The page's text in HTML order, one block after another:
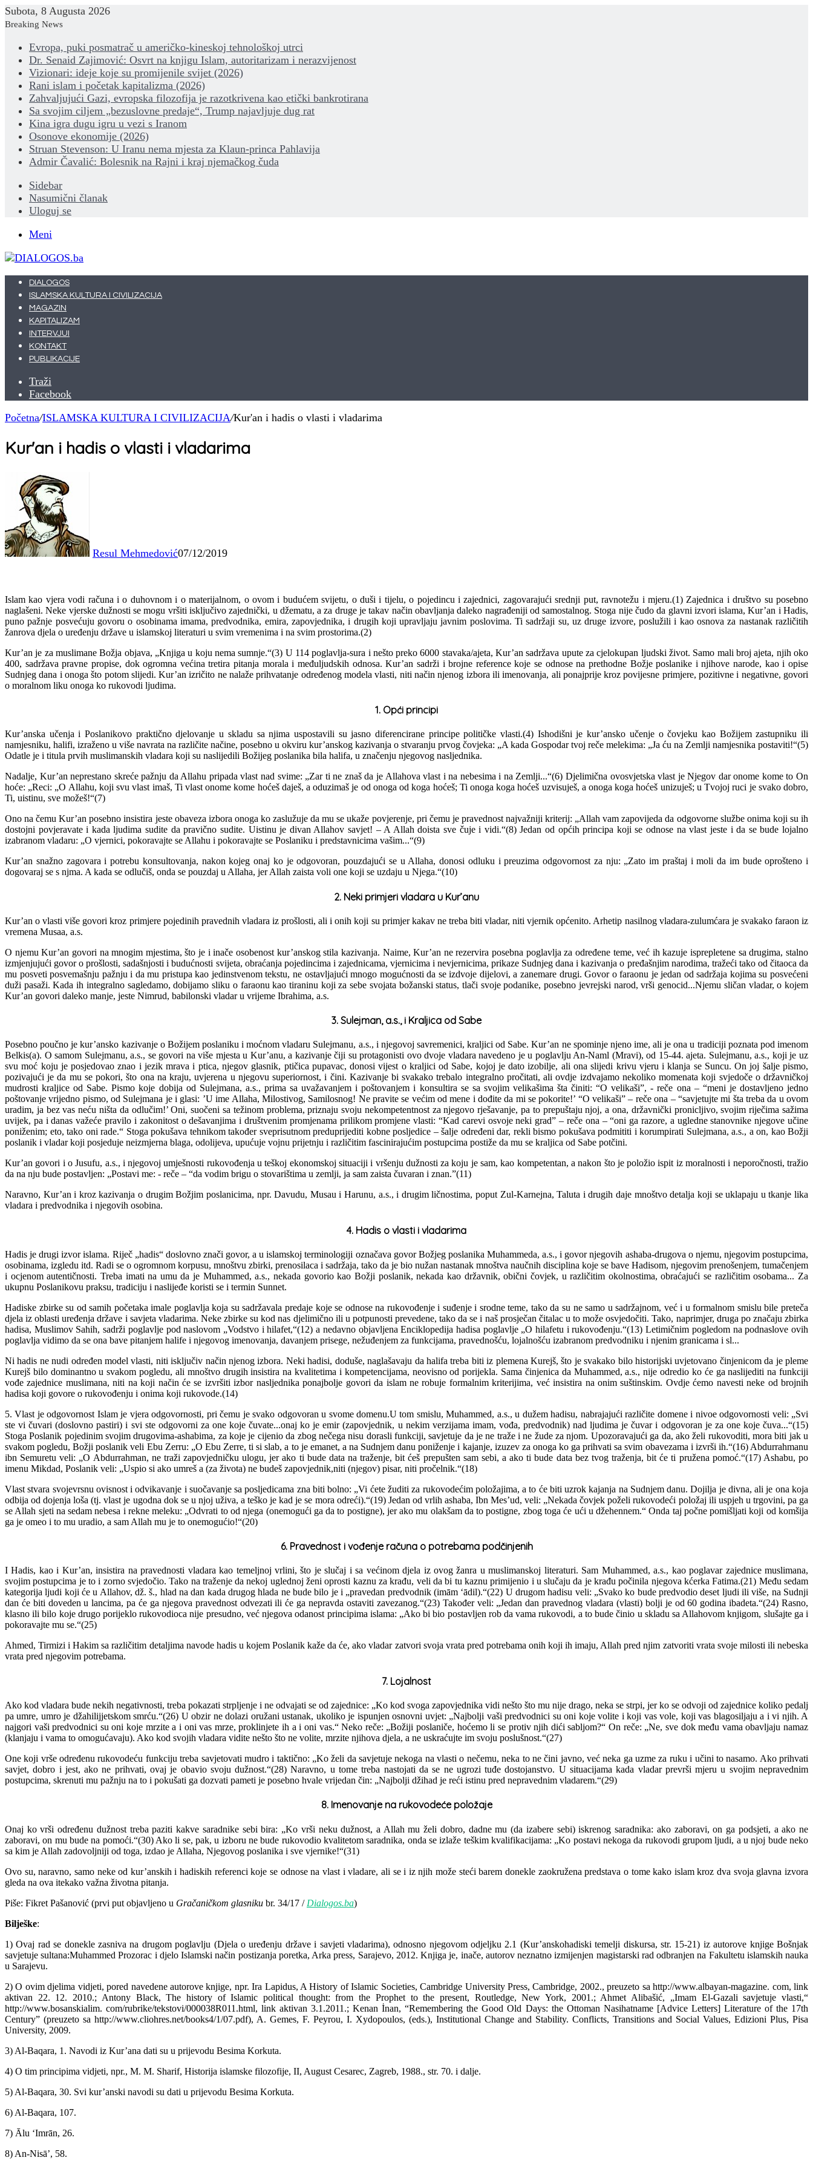
Subota, 8 Augusta 2026
Breaking News
Evropa, puki posmatrač u američko-kineskoj tehnološkoj utrci
Dr. Senaid Zajimović: Osvrt na knjigu Islam, autoritarizam i nerazvijenost
Vizionari: ideje koje su promijenile svijet (2026)
Rani islam i početak kapitalizma (2026)
Zahvaljujući Gazi, evropska filozofija je razotkrivena kao etički bankrotirana
Sa svojim ciljem „bezuslovne predaje“, Trump najavljuje dug rat
Kina igra dugu igru u vezi s Iranom
Osonove ekonomije (2026)
Struan Stevenson: U Iranu nema mjesta za Klaun-princa Pahlavija
Admir Čavalić: Bolesnik na Rajni i kraj njemačkog čuda
Sidebar
Nasumični članak
Uloguj se
Meni
DIALOGOS
ISLAMSKA KULTURA I CIVILIZACIJA
MAGAZIN
KAPITALIZAM
INTERVJUI
KONTAKT
PUBLIKACIJE
Traži
Facebook
Početna/ISLAMSKA KULTURA I CIVILIZACIJA/Kur'an i hadis o vlasti i vladarima
Kur'an i hadis o vlasti i vladarima
Resul Mehmedović07/12/2019
Islam kao vjera vodi računa i o duhovnom i o materijalnom, o ovom i budućem svijetu, o duši i tijelu, o pojedincu i zajednici, zagovarajući srednji put, ravnotežu i mjeru.(1) Zajednica i društvo su posebno
naglašeni. Neke vjerske dužnosti se mogu vršiti isključivo zajednički, u džematu, a za druge je takav način obavljanja daleko nagrađeniji od samostalnog. Stoga nije čudo da glavni izvori islama, Kur’an i Hadis,
puno pažnje posvećuju govoru o osobinama imama, predvodnika, emira, zapovjednika, i drugih koji upravljaju javnim poslovima. Ti sadržaji su, uz druge izvore, poslužili i kao osnova za nastanak različitih
žanrova djela o uređenju države u islamskoj literaturi u svim vremenima i na svim prostorima.(2)
Kur’an je za muslimane Božja objava, „Knjiga u koju nema sumnje.“(3) U 114 poglavlja-sura i nešto preko 6000 stavaka/ajeta, Kur’an sadržava upute za cjelokupan ljudski život. Samo mali broj ajeta, njih oko
400, sadržava pravne propise, dok ogromna većina tretira pitanja morala i međuljudskih odnosa. Kur’an sadrži i brojne reference koje se odnose na prethodne Božje poslanike i njihove narode, kao i opise
Sudnjeg dana i onoga što potom slijedi. Kur’an izričito ne nalaže prihvatanje određenog modela vlasti, niti način njenog izbora ili imenovanja, ali ponajprije kroz povijesne primjere, pozitivne i negativne, govori
o moralnom liku onoga ko rukovodi ljudima.
1. Opći principi
Kur’anska učenja i Poslanikovo praktično djelovanje u skladu sa njima uspostavili su jasno diferencirane principe političke vlasti.(4) Ishodišni je kur’ansko učenje o čovjeku kao Božijem zastupniku ili
namjesniku, halifi, izraženo u više navrata na različite načine, posebno u okviru kur’anskog kazivanja o stvaranju prvog čovjeka: „A kada Gospodar tvoj reče melekima: „Ja ću na Zemlji namjesnika postaviti!“(5)
Odatle je i titula prvih muslimanskih vladara koji su naslijedili Božijeg poslanika bila halifa, u značenju njegovog nasljednika.
Nadalje, Kur’an neprestano skreće pažnju da Allahu pripada vlast nad svime: „Zar ti ne znaš da je Allahova vlast i na nebesima i na Zemlji...“(6) Djelimična ovosvjetska vlast je Njegov dar onome kome to On
hoće: „Reci: „O Allahu, koji svu vlast imaš, Ti vlast onome kome hoćeš daješ, a oduzimaš je od onoga od koga hoćeš; Ti onoga koga hoćeš uzvisuješ, a onoga koga hoćeš unizuješ; u Tvojoj ruci je svako dobro,
Ti, uistinu, sve možeš!“(7)
Ono na čemu Kur’an posebno insistira jeste obaveza izbora onoga ko zaslužuje da mu se ukaže povjerenje, pri čemu je pravednost najvažniji kriterij: „Allah vam zapovijeda da odgovorne službe onima koji su ih
dostojni povjeravate i kada ljudima sudite da pravično sudite. Uistinu je divan Allahov savjet! – A Allah doista sve čuje i vidi.“(8) Jedan od općih principa koji se odnose na vlast jeste i da se bude lojalno
izabranom vladaru: „O vjernici, pokoravajte se Allahu i pokoravajte se Poslaniku i predstavnicima vašim...“(9)
Kur’an snažno zagovara i potrebu konsultovanja, nakon kojeg onaj ko je odgovoran, pouzdajući se u Allaha, donosi odluku i preuzima odgovornost za nju: „Zato im praštaj i moli da im bude oprošteno i
dogovaraj se s njma. A kada se odlučiš, onda se pouzdaj u Allaha, jer Allah zaista voli one koji se uzdaju u Njega.“(10)
2. Neki primjeri vladara u Kur’anu
Kur’an o vlasti više govori kroz primjere pojedinih pravednih vladara iz prošlosti, ali i onih koji su primjer kakav ne treba biti vladar, niti vjernik općenito. Arhetip nasilnog vladara-zulumćara je svakako faraon iz
vremena Musaa, a.s.
O njemu Kur’an govori na mnogim mjestima, što je i inače osobenost kur’anskog stila kazivanja. Naime, Kur’an ne rezervira posebna poglavlja za određene teme, već ih kazuje isprepletene sa drugima, stalno
izmjenjujući govor o prošlosti, sadašnjosti i budućnosti svijeta, obraćanja pojedincima i zajednicama, vjernicima i nevjernicima, prikaze Sudnjeg dana i kazivanja o pređašnjim narodima, tražeći tako od čitaoca da
mu posveti posvemašnju pažnju i da mu pristupa kao jedinstvenom tekstu, ne ostavljajući mnogo mogućnosti da se izdvoje dijelovi, a zanemare drugi. Govor o faraonu je jedan od sadržaja kojima su posvećeni
duži pasaži. Kada ih integralno sagledamo, dobijamo sliku o faraonu kao tiraninu koji za sebe svojata božanski status, tlači svoje podanike, posebno jevrejski narod, vrši genocid...Njemu sličan vladar, o kojem
Kur’an govori daleko manje, jeste Nimrud, babilonski vladar u vrijeme Ibrahima, a.s.
3. Sulejman, a.s., i Kraljica od Sabe
Posebno poučno je kur’ansko kazivanje o Božijem poslaniku i moćnom vladaru Sulejmanu, a.s., i njegovoj savremenici, kraljici od Sabe. Kur’an ne spominje njeno ime, ali je ona u tradiciji poznata pod imenom
Belkis(a). O samom Sulejmanu, a.s., se govori na više mjesta u Kur’anu, a kazivanje čiji su protagonisti ovo dvoje vladara navedeno je u poglavlju An-Naml (Mravi), od 15-44. ajeta. Sulejmanu, a.s., koji je uz
svu moć koju je posjedovao znao i jezik mrava i ptica, njegov glasnik, ptičica pupavac, donosi vijest o kraljici od Sabe, kojoj je dato izobilje, ali ona slijedi krivu vjeru i klanja se Suncu. On joj šalje pismo,
pozivajući je da mu se pokori, što ona na kraju, uvjerena u njegovu superiornost, i čini. Kazivanje bi svakako trebalo integralno pročitati, ali ovdje izdvajamo nekoliko momenata koji svjedoče o državničkoj
mudrosti kraljice od Sabe. Pismo koje dobija od Sulejmana, a.s., prima sa uvažavanjem i poštovanjem i konsultira se sa svojim velikašima šta činiti: “O velikaši”, - reče ona – “meni je dostavljeno jedno
poštovanje vrijedno pismo, od Sulejmana je i glasi: ’U ime Allaha, Milostivog, Samilosnog! Ne pravite se većim od mene i dođite da mi se pokorite!’ “O velikaši” – reče ona – “savjetujte mi šta treba da u ovom
uradim, ja bez vas neću ništa da odlučim!’ Oni, suočeni sa težinom problema, priznaju svoju nekompetentnost za njegovo rješavanje, pa to prepuštaju njoj, a ona, državnički pronicljivo, svojim riječima sažima
uvijek, pa i danas važeće pravilo i zakonitost o dešavanjima i društvenim promjenama prilikom promjene vlasti: “Kad carevi osvoje neki grad” – reče ona – “oni ga razore, a ugledne stanovnike njegove učine
poniženim; eto, tako oni rade.“ Stoga pokušava tehnikom također sveprisutnom preduprijediti kobne posljedice – šalje određeni dar, rekli bismo pokušava podmititi i korumpirati Sulejmana, a.s., a on, kao Božji
poslanik i vladar koji posjeduje neizmjerna blaga, odolijeva, upućuje vojnu prijetnju i različitim fascinirajućim postupcima postiže da mu se kraljica od Sabe potčini.
Kur’an govori i o Jusufu, a.s., i njegovoj umješnosti rukovođenja u teškoj ekonomskoj situaciji i vršenju dužnosti za koju je sam, kao kompetentan, a nakon što je položio ispit iz moralnosti i neporočnosti, tražio
da na nju bude postavljen: „Postavi me: - reče – “da vodim brigu o stovarištima u zemlji, ja sam zaista čuvaran i znan.”(11)
Naravno, Kur’an i kroz kazivanja o drugim Božjim poslanicima, npr. Davudu, Musau i Harunu, a.s., i drugim ličnostima, poput Zul-Karnejna, Taluta i drugih daje mnoštvo detalja koji se uklapaju u tkanje lika
vladara i predvodnika i njegovih osobina.
4. Hadis o vlasti i vladarima
Hadis je drugi izvor islama. Riječ „hadis“ doslovno znači govor, a u islamskoj terminologiji označava govor Božjeg poslanika Muhammeda, a.s., i govor njegovih ashaba-drugova o njemu, njegovim postupcima,
osobinama, izgledu itd. Radi se o ogromnom korpusu, mnoštvu zbirki, prenosilaca i sadržaja, tako da je bio nužan nastanak mnoštva naučnih disciplina koje se bave Hadisom, njegovim prenošenjem, tumačenjem
i ocjenom autentičnosti. Treba imati na umu da je Muhammed, a.s., nekada govorio kao Božji poslanik, nekada kao državnik, obični čovjek, u različitim okolnostima, obraćajući se različitim osobama... Za
ukupnu Poslanikovu praksu, tradiciju i naslijeđe koristi se i termin Sunnet.
Hadiske zbirke su od samih početaka imale poglavlja koja su sadržavala predaje koje se odnose na rukovođenje i suđenje i srodne teme, tako da su ne samo u sadržajnom, već i u formalnom smislu bile preteča
djela iz oblasti uređenja države i savjeta vladarima. Neke zbirke su kod nas djelimično ili u potpunosti prevedene, tako da se i naš prosječan čitalac u to može osvjedočiti. Tako, naprimjer, druga po značaju zbirka
hadisa, Muslimov Sahih, sadrži poglavlje pod naslovom „Vodstvo i hilafet,“(12) a nedavno objavljena Enciklopedija hadisa poglavlje „O hilafetu i rukovođenju.“(13) Letimičnim pogledom na podnaslove ovih
poglavlja vidimo da se ona bave pitanjem halife i njegovog imenovanja, davanjem prisege, nežuđenjem za funkcijama, pravednošću, lojalnošću izabranom predvodniku i njenim granicama i sl...
Ni hadis ne nudi određen model vlasti, niti isključiv način njenog izbora. Neki hadisi, doduše, naglašavaju da halifa treba biti iz plemena Kurejš, što je svakako bilo historijski uvjetovano činjenicom da je pleme
Kurejš bilo dominantno u svakom pogledu, ali mnoštvo drugih insistira na kvalitetima i kompetencijama, neovisno od porijekla. Sama činjenica da Muhammed, a.s., nije odredio ko će ga naslijediti na funkciji
vođe zajednice muslimana, niti na koji način će se izvršiti izbor nasljednika ponajbolje govori da islam ne robuje formalnim kriterijima, već insistira na onim suštinskim. Ovdje ćemo navesti neke od brojnih
hadisa koji govore o rukovođenju i onima koji rukovode.(14)
5. Vlast je odgovornost Islam je vjera odgovornosti, pri čemu je svako odgovoran u svome domenu.U tom smislu, Muhammed, a.s., u dužem hadisu, nabrajajući različite domene i nivoe odgovornosti veli: „Svi
ste vi čuvari (doslovno pastiri) i svi ste odgovorni za one koje čuvate...onaj ko je emir (zapovjednik, u nekim verzijama imam, vođa, predvodnik) nad ljudima je čuvar i odgovoran je za one koje čuva...“(15)
Stoga Poslanik pojedinim svojim drugovima-ashabima, za koje je cijenio da zbog nečega nisu dorasli funkciji, savjetuje da je ne traže i ne žude za njom. Upozoravajući ga da, ako želi rukovoditi, mora biti jak u
svakom pogledu, Božji poslanik veli Ebu Zerru: „O Ebu Zerre, ti si slab, a to je emanet, a na Sudnjem danu poniženje i kajanje, izuzev za onoga ko ga prihvati sa svim obavezama i izvrši ih.“(16) Abdurrahmanu
ibn Semuretu veli: „O Abdurrahman, ne traži zapovjedničku ulogu, jer ako ti bude data na traženje, bit ćeš prepušten sam sebi, a ako ti bude data bez tvog traženja, bit će ti pružena pomoć.“(17) Ashabu, po
imenu Mikdad, Poslanik veli: „Uspio si ako umreš a (za života) ne budeš zapovjednik,niti (njegov) pisar, niti pročelnik.“(18)
Vlast stvara svojevrsnu ovisnost i odvikavanje i suočavanje sa posljedicama zna biti bolno: „Vi ćete žuditi za rukovodećim položajima, a to će biti uzrok kajanja na Sudnjem danu. Dojilja je divna, ali je ona koja
odbija od dojenja loša (tj. vlast je ugodna dok se u njoj uživa, a teško je kad je se mora odreći).“(19) Jedan od vrlih ashaba, Ibn Mes’ud, veli: „Nekada čovjek poželi rukovodeći položaj ili uspjeh u trgovini, pa ga
se Allah sjeti na sedam nebesa i rekne meleku: „Odvrati to od njega (onemogući ga da to postigne), jer ako mu olakšam da to postigne, zbog toga će ući u džehennem.“ Onda taj počne pomišljati koji od komšija
ga je omeo i to mu uradio, a sam Allah mu je to onemogućio!“(20)
6. Pravednost i vođenje računa o potrebama podčinjenih
I Hadis, kao i Kur’an, insistira na pravednosti vladara kao temeljnoj vrlini, što je slučaj i sa većinom djela iz ovog žanra u muslimanskoj literaturi. Sam Muhammed, a.s., kao poglavar zajednice muslimana,
svojim postupcima je to i zorno svjedočio. Tako na traženje da nekoj uglednoj ženi oprosti kaznu za krađu, veli da bi tu kaznu primijenio i u slučaju da je krađu počinila njegova kćerka Fatima.(21) Među sedam
kategorija ljudi koji će u Allahov, dž. š., hlad na dan kada drugog hlada ne bude bilo je i „pravedan predvodnik (imām ‘ādil).“(22) U drugom hadisu veli: „Svako ko bude predvodio deset ljudi ili više, na Sudnji
dan će biti doveden u lancima, pa će ga njegova pravednost odvezati ili će ga nepravda ostaviti zavezanog.“(23) Također veli: „Jedan dan pravednog vladara (vlasti) bolji je od 60 godina ibadeta.“(24) Rasno,
klasno ili bilo koje drugo porijeklo rukovodioca nije presudno, već njegova odanost principima islama: „Ako bi bio postavljen rob da vama rukovodi, a to bude činio u skladu sa Allahovom knjigom, slušajte ga i
pokoravajte mu se.“(25)
Ahmed, Tirmizi i Hakim sa različitim detaljima navode hadis u kojem Poslanik kaže da će, ako vladar zatvori svoja vrata pred potrebama onih koji ih imaju, Allah pred njim zatvoriti vrata svoje milosti ili nebeska
vrata pred njegovim potrebama.
7. Lojalnost
Ako kod vladara bude nekih negativnosti, treba pokazati strpljenje i ne odvajati se od zajednice: „Ko kod svoga zapovjednika vidi nešto što mu nije drago, neka se strpi, jer ko se odvoji od zajednice koliko pedalj
pa umre, umro je džahilijjetskom smrću.“(26) U obzir ne dolazi oružani ustanak, ukoliko je ispunjen osnovni uvjet: „Najbolji vaši predvodnici su oni koje volite i koji vas vole, koji vas blagosiljaju a i vi njih. A
najgori vaši predvodnici su oni koje mrzite a i oni vas mrze, proklinjete ih a i oni vas.“ Neko reče: „Božiji poslaniče, hoćemo li se protiv njih dići sabljom?“ On reče: „Ne, sve dok među vama obavljaju namaz
(klanjaju i vama to omogućavaju). Ako kod svojih vladara vidite nešto što ne volite, mrzite njihova djela, a ne uskraćujte im svoju poslušnost.“(27)
One koji vrše određenu rukovodeću funkciju treba savjetovati mudro i taktično: „Ko želi da savjetuje nekoga na vlasti o nečemu, neka to ne čini javno, već neka ga uzme za ruku i učini to nasamo. Ako prihvati
savjet, dobro i jest, ako ne prihvati, ovaj je obavio svoju dužnost.“(28) Naravno, u tome treba nastojati da se ne ugrozi tuđe dostojanstvo. U situacijama kada vladar prevrši mjeru u svojim nepravednim
postupcima, skrenuti mu pažnju na to i pokušati ga dozvati pameti je posebno hvale vrijedan čin: „Najbolji džihad je reći istinu pred nepravednim vladarem.“(29)
8. Imenovanje na rukovodeće položaje
Onaj ko vrši određenu dužnost treba paziti kakve saradnike sebi bira: „Ko vrši neku dužnost, a Allah mu želi dobro, dadne mu (da izabere sebi) iskrenog saradnika: ako zaboravi, on ga podsjeti, a ako ne
zaboravi, on mu bude na pomoći.“(30) Ako li se, pak, u izboru ne bude rukovodio kvalitetom saradnika, onda se izlaže teškim kvalifikacijama: „Ko postavi nekoga da rukovodi grupom ljudi, a u njoj bude neko
sa kim je Allah zadovoljniji od toga, izdao je Allaha, Njegovog poslanika i sve vjernike!“(31)
Ovo su, naravno, samo neke od kur’anskih i hadiskih referenci koje se odnose na vlast i vladare, ali se i iz njih može steći barem donekle zaokružena predstava o tome kako islam kroz dva svoja glavna izvora
gleda na ova itekako važna životna pitanja.
Piše: Fikret Pašanović (prvi put objavljeno u Gračaničkom glasniku br. 34/17 / Dialogos.ba)
Bilješke:
1) Ovaj rad se donekle zasniva na drugom poglavlju (Djela o uređenju države i savjeti vladarima), odnosno njegovom odjeljku 2.1 (Kur’anskohadiski temelji diskursa, str. 15-21) iz autorove knjige Bošnjak
savjetuje sultana:Muhammed Prozorac i djelo Islamski način postizanja poretka, Arka press, Sarajevo, 2012. Knjiga je, inače, autorov neznatno izmijenjen magistarski rad odbranjen na Fakultetu islamskih nauka
u Sarajevu.
2) O ovim djelima vidjeti, pored navedene autorove knjige, npr. Ira Lapidus, A History of Islamic Societies, Cambridge University Press, Cambridge, 2002., preuzeto sa http://www.albayan-magazine. com, link
aktivan 22. 12. 2010.; Antony Black, The history of Islamic political thought: from the Prophet to the present, Routledge, New York, 2001.; Ahmet Alibašić, „Imam El-Gazali savjetuje vlasti,“
http://www.bosanskialim. com/rubrike/tekstovi/000038R011.html, link aktivan 3.1.2011.; Kenan İnan, “Remembering the Good Old Days: the Ottoman Nasihatname [Advice Letters] Literature of the 17th
Century” (preuzeto sa http://www.cliohres.net/books4/1/07.pdf), A. Gemes, F. Peyrou, I. Xydopoulos, (eds.), Institutional Change and Stability. Conflicts, Transitions and Social Values, Edizioni Plus, Pisa
University, 2009.
3) Al-Baqara, 1. Navodi iz Kur’ana dati su u prijevodu Besima Korkuta.
4) O tim principima vidjeti, npr., M. M. Sharif, Historija islamske filozofije, II, August Cesarec, Zagreb, 1988., str. 70. i dalje.
5) Al-Baqara, 30. Svi kur’anski navodi su dati u prijevodu Besima Korkuta.
6) Al-Baqara, 107.
7) Ālu ‘Imrān, 26.
8) An-Nisā’, 58.